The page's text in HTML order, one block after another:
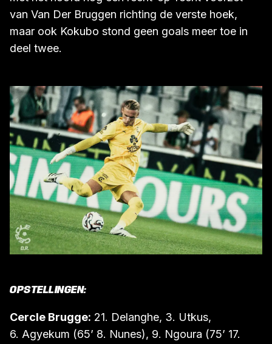
van Van Der Bruggen richting de verste hoek,
maar ook Kokubo stond geen goals meer toe in
deel twee.
OPSTELLINGEN:
Cercle Brugge: 21. Delanghe, 3. Utkus,
6. Agyekum (65’ 8. Nunes), 9. Ngoura (75’ 17.